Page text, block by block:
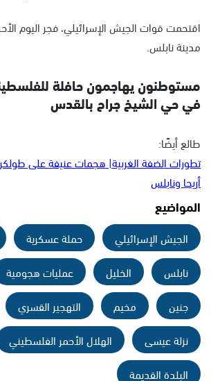
اقتحمت قوات الجيش الإسرائيلي، فجر اليوم
مدينة نابلس.
مستوطنون يهاجمون حافلة
في حي الشيخ جراح بالقدس
طالع أيضًا:
تطورات الضفة الغربية| هجمات عنيفة على
أريحا ونابلس
المواضيع
الجيش الإسرائيلي حملة عسكرية
نابلس
الخليل عمليات هجومية
جنين
مخيم التهجير القسري
نزلة عيسى
الهلال الأحمر الفلسطيني
البلدة القديمة